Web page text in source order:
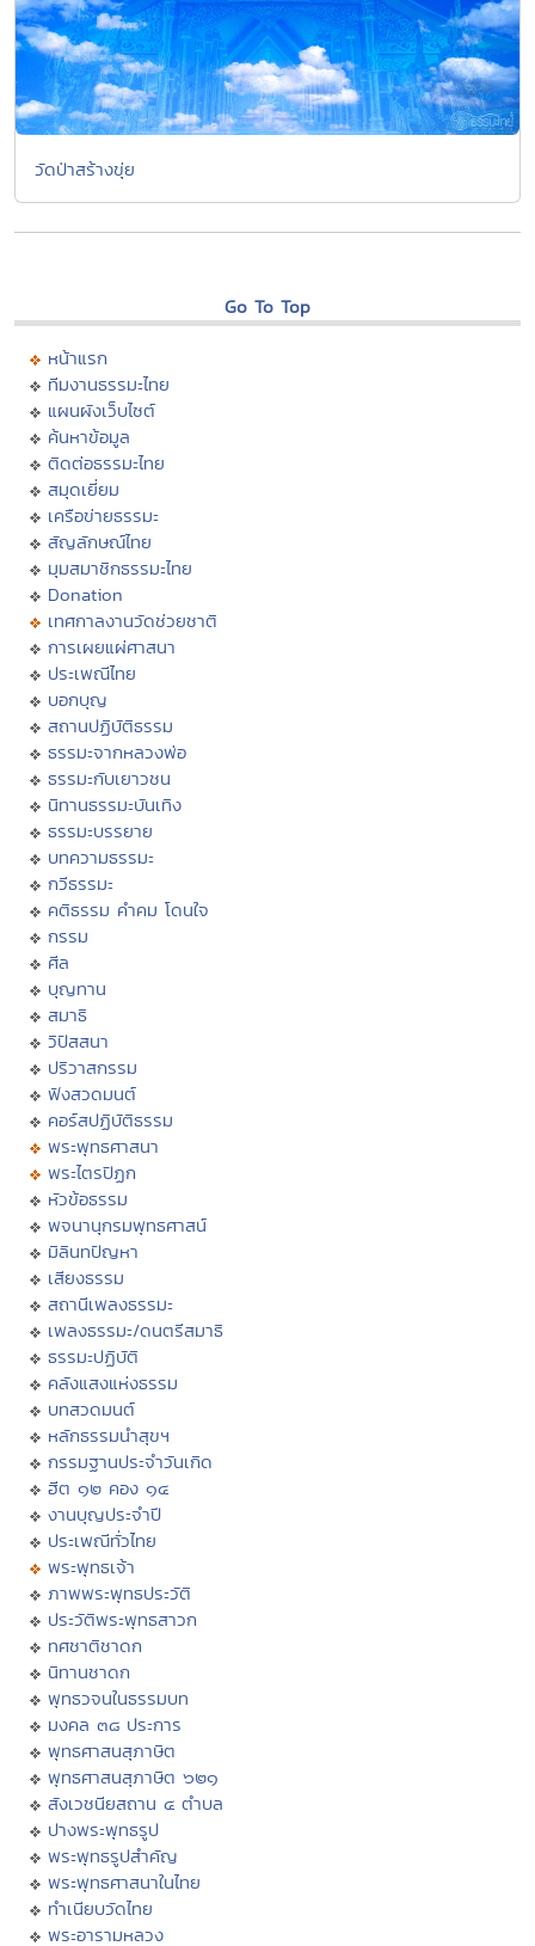
วัดป่าสร้างขุ่ย
Go To Top
หน้าแรก
ทีมงานธรรมะไทย
แผนผังเว็บไซต์
ค้นหาข้อมูล
ติดต่อธรรมะไทย
สมุดเยี่ยม
เครือข่ายธรรมะ
สัญลักษณ์ไทย
มุมสมาชิกธรรมะไทย
Donation
เทศกาลงานวัดช่วยชาติ
การเผยแผ่ศาสนา
ประเพณีไทย
บอกบุญ
สถานปฏิบัติธรรม
ธรรมะจากหลวงพ่อ
ธรรมะกับเยาวชน
นิทานธรรมะบันเทิง
ธรรมะบรรยาย
บทความธรรมะ
กวีธรรมะ
คติธรรม คำคม โดนใจ
กรรม
ศีล
บุญทาน
สมาธิ
วิปัสสนา
ปริวาสกรรม
ฟังสวดมนต์
คอร์สปฏิบัติธรรม
พระพุทธศาสนา
พระไตรปิฏก
หัวข้อธรรม
พจนานุกรมพุทธศาสน์
มิลินทปัญหา
เสียงธรรม
สถานีเพลงธรรมะ
เพลงธรรมะ/ดนตรีสมาธิ
ธรรมะปฏิบัติ
คลังแสงแห่งธรรม
บทสวดมนต์
หลักธรรมนำสุขฯ
กรรมฐานประจำวันเกิด
ฮีต ๑๒ คอง ๑๔
งานบุญประจำปี
ประเพณีทั่วไทย
พระพุทธเจ้า
ภาพพระพุทธประวัติ
ประวัติพระพุทธสาวก
ทศชาติชาดก
นิทานชาดก
พุทธวจนในธรรมบท
มงคล ๓๘ ประการ
พุทธศาสนสุภาษิต
พุทธศาสนสุภาษิต ๖๒๑
สังเวชนียสถาน ๔ ตำบล
ปางพระพุทธรูป
พระพุทธรูปสำคัญ
พระพุทธศาสนาในไทย
ทำเนียบวัดไทย
พระอารามหลวง